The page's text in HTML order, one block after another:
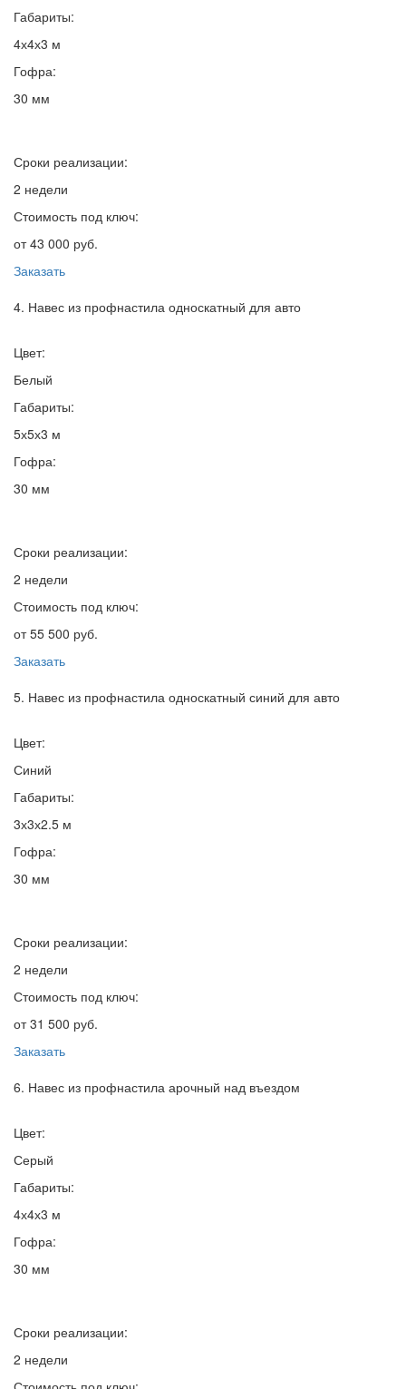
Габариты:
4х4х3 м
Гофра:
30 мм
Сроки реализации:
2 недели
Стоимость под ключ:
от 43 000 руб.
Заказать
4. Навес из профнастила односкатный для авто
Цвет:
Белый
Габариты:
5х5х3 м
Гофра:
30 мм
Сроки реализации:
2 недели
Стоимость под ключ:
от 55 500 руб.
Заказать
5. Навес из профнастила односкатный синий для авто
Цвет:
Синий
Габариты:
3х3х2.5 м
Гофра:
30 мм
Сроки реализации:
2 недели
Стоимость под ключ:
от 31 500 руб.
Заказать
6. Навес из профнастила арочный над въездом
Цвет:
Серый
Габариты:
4х4х3 м
Гофра:
30 мм
Сроки реализации:
2 недели